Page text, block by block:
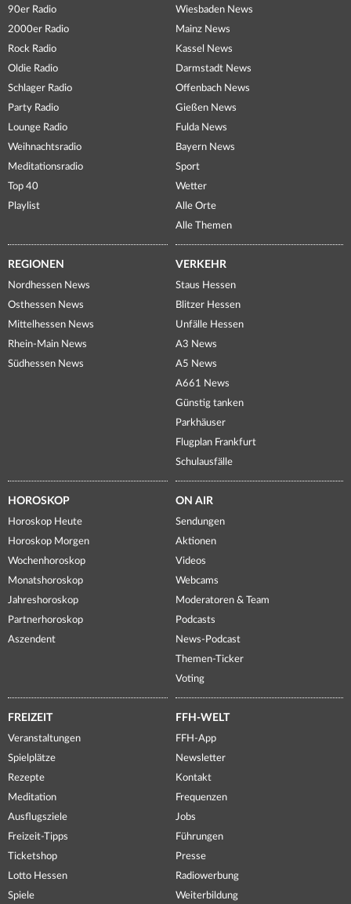
90er Radio
2000er Radio
Rock Radio
Oldie Radio
Schlager Radio
Party Radio
Lounge Radio
Weihnachtsradio
Meditationsradio
Top 40
Playlist
Wiesbaden News
Mainz News
Kassel News
Darmstadt News
Offenbach News
Gießen News
Fulda News
Bayern News
Sport
Wetter
Alle Orte
Alle Themen
REGIONEN
Nordhessen News
Osthessen News
Mittelhessen News
Rhein-Main News
Südhessen News
VERKEHR
Staus Hessen
Blitzer Hessen
Unfälle Hessen
A3 News
A5 News
A661 News
Günstig tanken
Parkhäuser
Flugplan Frankfurt
Schulausfälle
HOROSKOP
Horoskop Heute
Horoskop Morgen
Wochenhoroskop
Monatshoroskop
Jahreshoroskop
Partnerhoroskop
Aszendent
ON AIR
Sendungen
Aktionen
Videos
Webcams
Moderatoren & Team
Podcasts
News-Podcast
Themen-Ticker
Voting
FREIZEIT
Veranstaltungen
Spielplätze
Rezepte
Meditation
Ausflugsziele
Freizeit-Tipps
Ticketshop
Lotto Hessen
Spiele
FFH-WELT
FFH-App
Newsletter
Kontakt
Frequenzen
Jobs
Führungen
Presse
Radiowerbung
Weiterbildung